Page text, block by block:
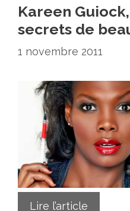
Kareen
secrets de
1 novembre 2011
Lire l’article